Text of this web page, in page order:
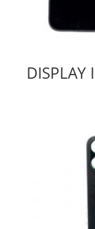
DISPLAY